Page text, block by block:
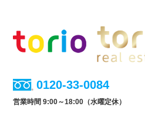
0120-33-0084
営業時間 9:00～18:00（水曜定休）